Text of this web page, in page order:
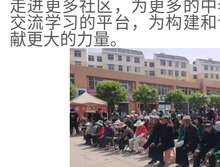
走进更多社区，为更多的
交流学习的平台，为构建
献更大的力量。